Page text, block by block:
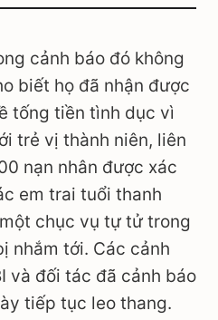
cảnh báo đó không
biết họ đã nhận được
tống tiền tình dục vì
trẻ vị thành niên, liên
nạn nhân được xác
em trai tuổi thanh
chục vụ tự tử trong
nhắm tới. Các cảnh
và đối tác đã cảnh báo
tiếp tục leo thang.